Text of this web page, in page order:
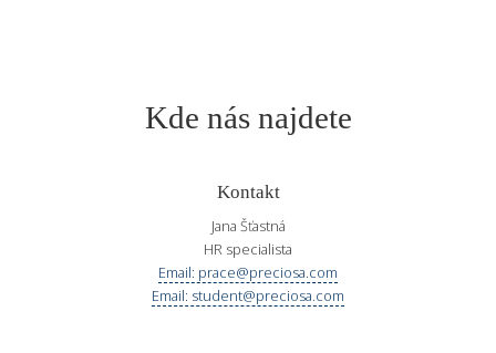
Kde nás najdete
Kontakt
Jana Šťastná
HR specialista
Email: prace@preciosa.com
Email: student@preciosa.com